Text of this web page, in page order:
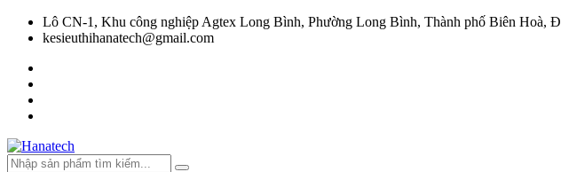
Lô CN-1, Khu công nghiệp Agtex Long Bình, Phường Long Bình, Thành phố Biên Hoà,
kesieuthihanatech@gmail.com